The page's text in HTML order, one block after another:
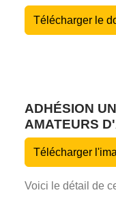
Télécharger le
ADHÉSION
AMATEURS
Télécharger
Voici le détail de